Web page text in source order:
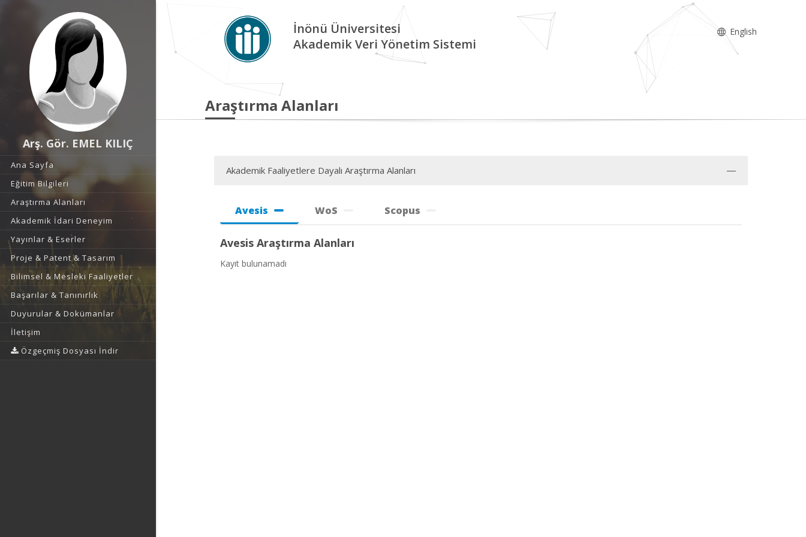
Arş. Gör. EMEL KILIÇ
Ana Sayfa
Eğitim Bilgileri
Araştırma Alanları
Akademik İdari Deneyim
Yayınlar & Eserler
Proje & Patent & Tasarım
Bilimsel & Mesleki Faaliyetler
Başarılar & Tanınırlık
Duyurular & Dokümanlar
İletişim
Özgeçmiş Dosyası İndir
İnönü Üniversitesi
Akademik Veri Yönetim Sistemi
English
Araştırma Alanları
Akademik Faaliyetlere Dayalı Araştırma Alanları
Avesis WoS Scopus
Avesis Araştırma Alanları
Kayıt bulunamadı